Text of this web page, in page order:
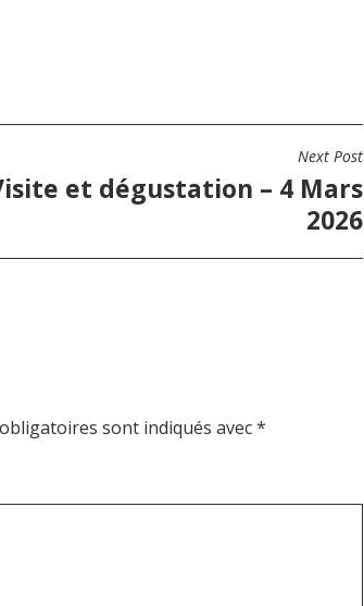
Next Post
et dégustation – 4 Mars
2026
sont indiqués avec*